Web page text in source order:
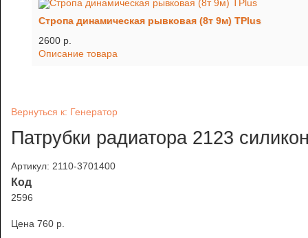
Стропа динамическая рывковая (8т 9м) TРlus
2600 p.
Описание товара
Вернуться к: Генератор
Патрубки радиатора 2123
Артикул: 2110-3701400
Код
2596
Цена 760 p.